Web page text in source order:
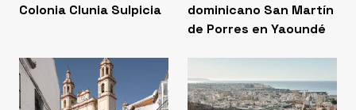
Colonia Clunia Sulpicia
dominicano San Martín
de Porres en Yaoundé